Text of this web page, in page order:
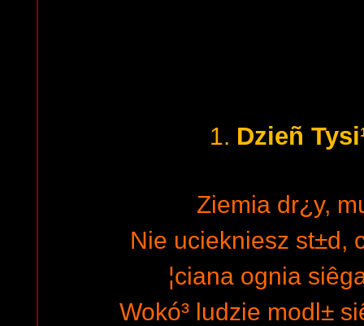
1. Dzieñ
Ziemia dr¿y,
Nie uciekniesz st±d,
¦ciana ognia
Wokó³ ludzie modl±